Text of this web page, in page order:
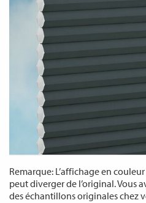
Remarque: L’affichage en
peut diverger de l’original. Vous
des échantillons originales chez